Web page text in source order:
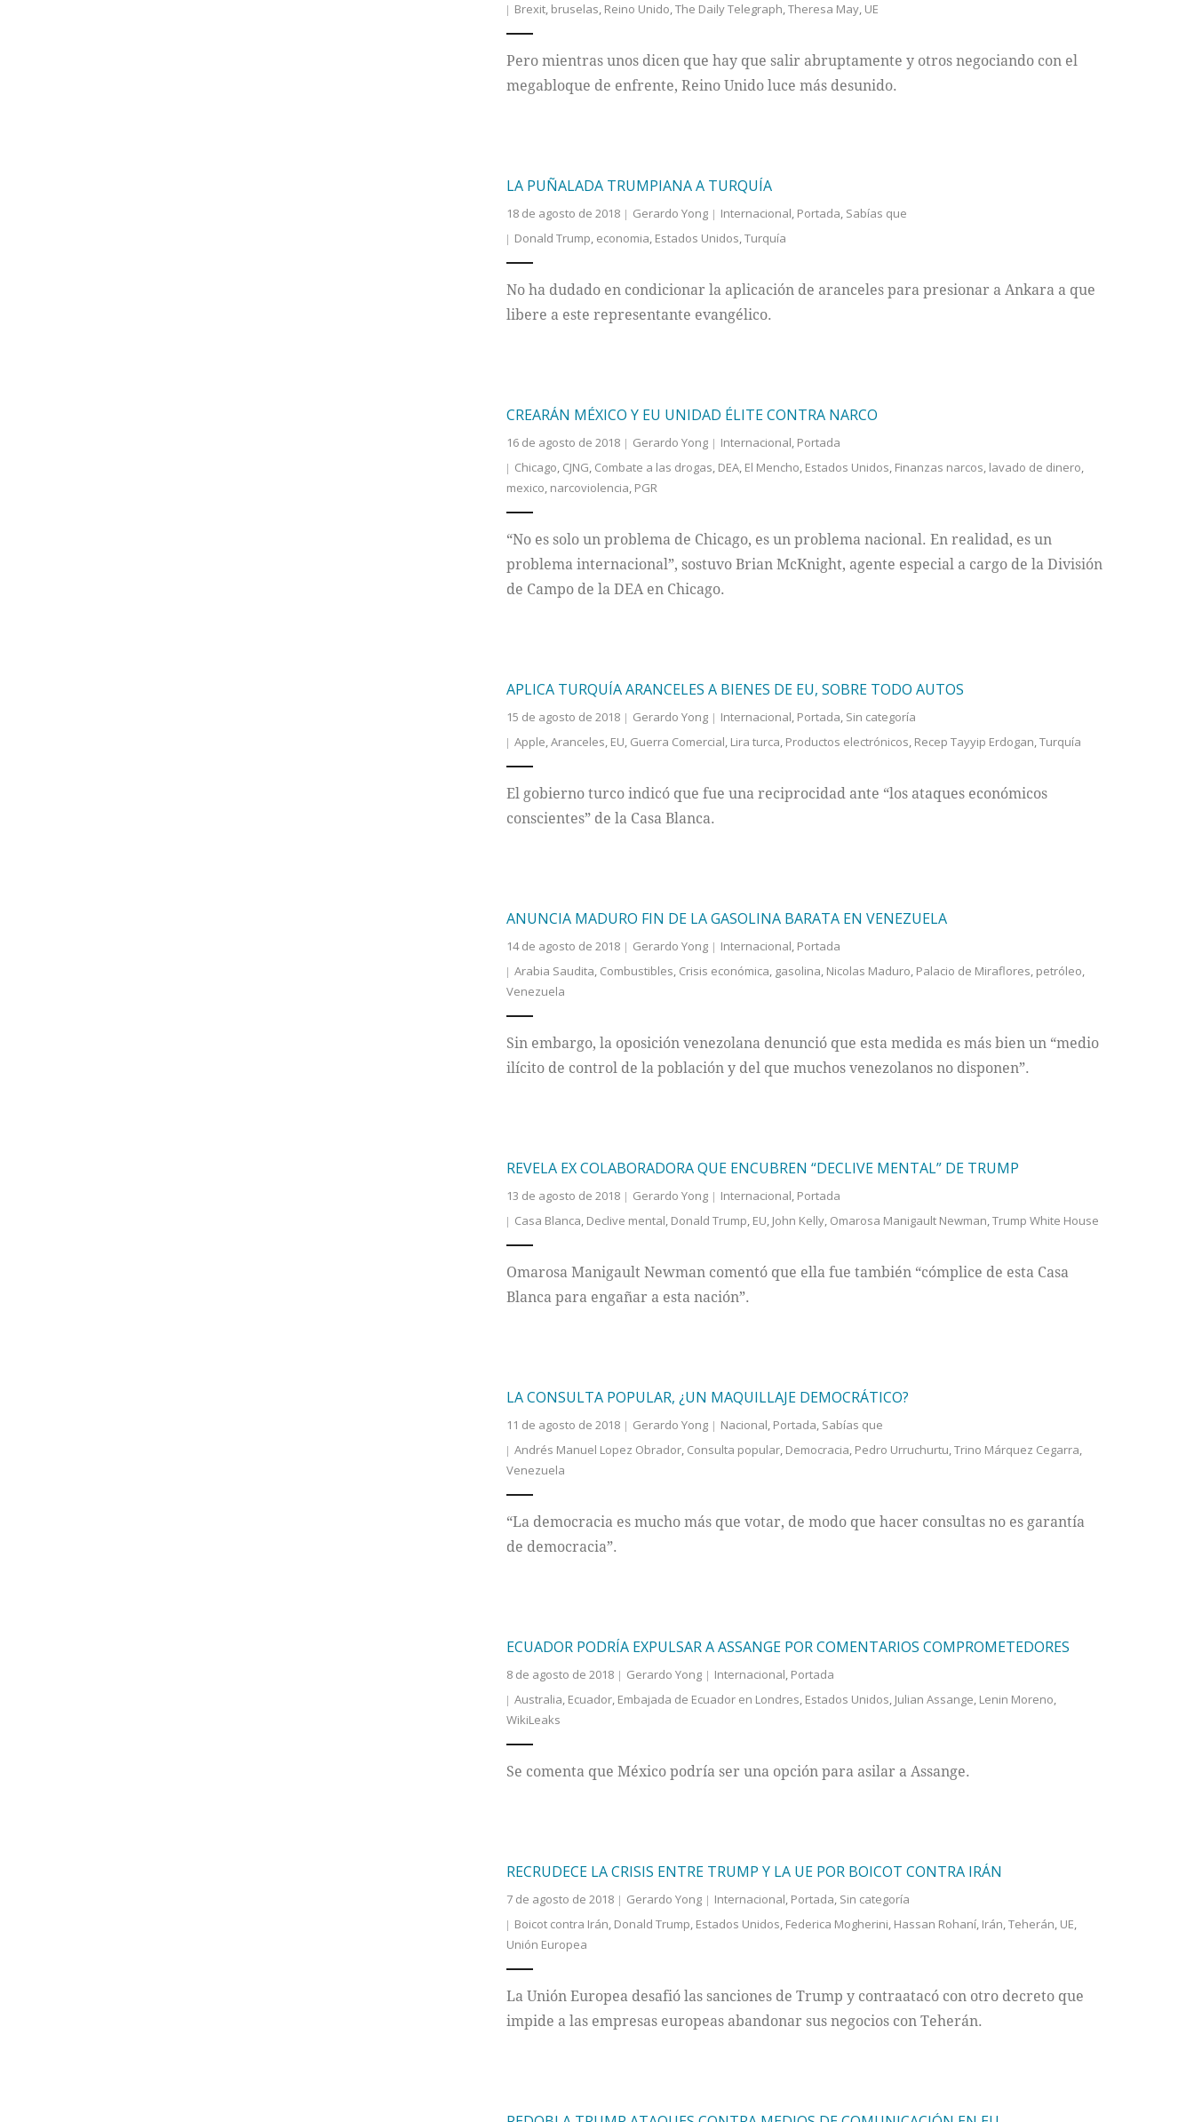
Brexit, bruselas, Reino Unido,The Daily Telegraph,Theresa May, UE
Pero mientras unos dicen que hay que salir abruptamente y otros negociando con el
megabloque de enfrente, Reino Unido luce más desunido.
LA PUÑALADA TRUMPIANA A TURQUÍA
18 de agosto de 2018 Gerardo Yong Internacional, Portada, Sabías que
Donald Trump, economia, Estados Unidos,Turquía
No ha dudado en condicionar la aplicación de aranceles para presionar a Ankara a que
libere a este representante evangélico.
CREARÁN MÉXICO Y EU UNIDAD ÉLITE CONTRA NARCO
16 de agosto de 2018 Gerardo Yong Internacional, Portada
Chicago, CJNG, Combate a las drogas, DEA, El Mencho, Estados Unidos, Finanzas narcos, lavado de dinero,
mexico, narcoviolencia, PGR
“No es solo un problema de Chicago, es un problema nacional. En realidad, es un
problema internacional”, sostuvo Brian McKnight, agente especial a cargo de la División
de Campo de la DEA en Chicago.
APLICA TURQUÍA ARANCELES A BIENES DE EU, SOBRE TODO AUTOS
15 de agosto de 2018 Gerardo Yong Internacional, Portada, Sin categoría
Apple,Aranceles, EU, Guerra Comercial, Lira turca, Productos electrónicos, Recep Tayyip Erdogan,Turquía
El gobierno turco indicó que fue una reciprocidad ante “los ataques económicos
conscientes” de la Casa Blanca.
ANUNCIA MADURO FIN DE LA GASOLINA BARATA EN VENEZUELA
14 de agosto de 2018 Gerardo Yong Internacional, Portada
Arabia Saudita, Combustibles, Crisis económica, gasolina, Nicolas Maduro, Palacio de Miraflores, petróleo,
Venezuela
Sin embargo, la oposición venezolana denunció que esta medida es más bien un “medio
ilícito de control de la población y del que muchos venezolanos no disponen”.
REVELA EX COLABORADORA QUE ENCUBREN “DECLIVE MENTAL” DE TRUMP
13 de agosto de 2018 Gerardo Yong Internacional, Portada
Casa Blanca, Declive mental, Donald Trump, EU, John Kelly, Omarosa Manigault Newman,Trump White House
Omarosa Manigault Newman comentó que ella fue también “cómplice de esta Casa
Blanca para engañar a esta nación”.
LA CONSULTA POPULAR, ¿UN MAQUILLAJE DEMOCRÁTICO?
11 de agosto de 2018 Gerardo Yong Nacional, Portada, Sabías que
Andrés Manuel Lopez Obrador, Consulta popular, Democracia, Pedro Urruchurtu,Trino Márquez Cegarra,
Venezuela
“La democracia es mucho más que votar, de modo que hacer consultas no es garantía
de democracia”.
ECUADOR PODRÍA EXPULSAR A ASSANGE POR COMENTARIOS COMPROMETEDORES
8 de agosto de 2018 Gerardo Yong Internacional, Portada
Australia, Ecuador, Embajada de Ecuador en Londres, Estados Unidos, Julian Assange, Lenin Moreno,
WikiLeaks
Se comenta que México podría ser una opción para asilar a Assange.
RECRUDECE LA CRISIS ENTRE TRUMP Y LA UE POR BOICOT CONTRA IRÁN
7 de agosto de 2018 Gerardo Yong Internacional, Portada, Sin categoría
Boicot contra Irán, Donald Trump, Estados Unidos, Federica Mogherini, Hassan Rohaní, Irán,Teherán, UE,
Unión Europea
La Unión Europea desafió las sanciones de Trump y contraatacó con otro decreto que
impide a las empresas europeas abandonar sus negocios con Teherán.